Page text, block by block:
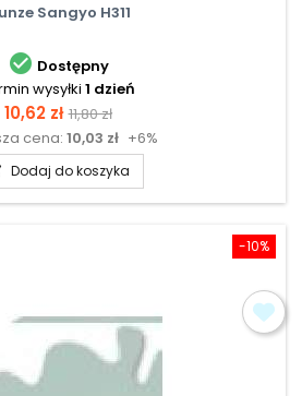
Sangyo H311
 Dostępny
wysyłki 1 dzień
Cena
10,62 zł Cena
podstawowa
11,80 zł
cena: 10,03 zł +6%
Dodaj do koszyka
-10%